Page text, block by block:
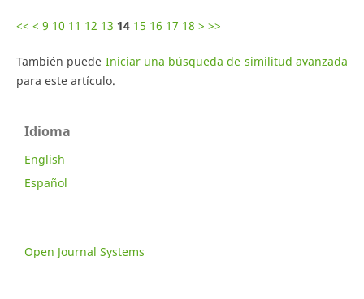
<< < 9 10 11 12 13 14 15 16 17 18 > >>
También puede Iniciar una búsqueda de similitud avanzada
para este artículo.
Idioma
English
Español
Open Journal Systems